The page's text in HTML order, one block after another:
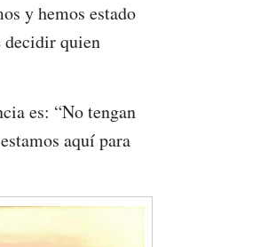
y hemos estado
decidir quien
es: “No tengan
aquí para